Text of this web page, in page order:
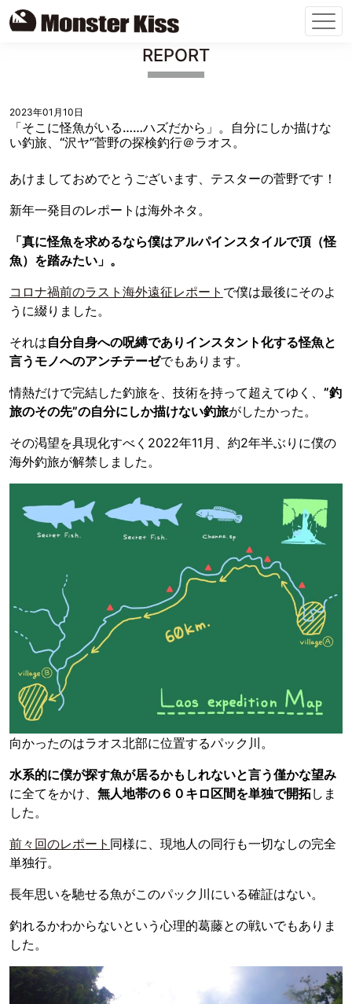
REPORT
2023年01月10日
「そこに怪魚がいる……ハズだから」。自分にしか描けな
い釣旅、“沢ヤ”菅野の探検釣行＠ラオス。
あけましておめでとうございます、テスターの菅野です！
新年一発目のレポートは海外ネタ。
「真に怪魚を求めるなら僕はアルパインスタイルで頂（怪
魚）を踏みたい」。
コロナ禍前のラスト海外遠征レポート で僕は最後にそのよ
うに綴りました。
それは自分自身への呪縛でありインスタント化する怪魚と
言うモノへのアンチテーゼでもあります。
情熱だけで完結した釣旅を、技術を持って超えてゆく、 ”釣
旅のその先”の自分にしか描けない釣旅がしたかった。
その渇望を具現化すべく2022年11月、約2年半ぶりに僕の
海外釣旅が解禁しました。
向かったのはラオス北部に位置するパック川。
水系的に僕が探す魚が居るかもしれないと言う僅かな望み
に全てをかけ、 無人地帯の６０キロ区間を単独で開拓しま
した。
前々回のレポート 同様に、現地人の同行も一切なしの完全
単独行。
長年思いを馳せる魚がこのパック川にいる確証はない。
釣れるかわからないという心理的葛藤との戦いでもありま
した。